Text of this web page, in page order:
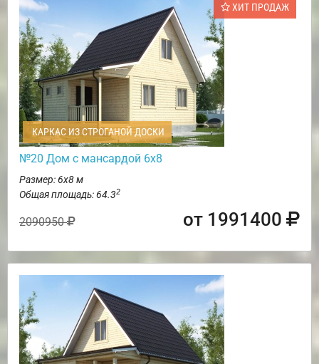
ХИТ ПРОДАЖ
КАРКАС ИЗ СТРОГАНОЙ ДОСКИ
№20 Дом с мансардой 6х8
Размер: 6х8 м
Общая площадь: 64.32
2090950 от 1991400